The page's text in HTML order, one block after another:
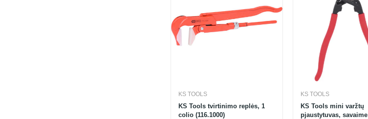
KS TOOLS
KS Tools tvirtinimo replės, 1
colio (116.1000)
KS TOOLS
KS Tools mini varžtų
pjaustytuvas, savaime